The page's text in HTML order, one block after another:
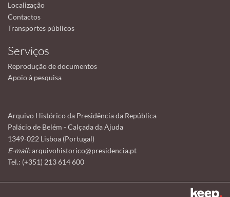
Localização
Contactos
Transportes públicos
Serviços
Reprodução de documentos
Apoio à pesquisa
Arquivo Histórico da Presidência da República
Palácio de Belém - Calçada da Ajuda
1349-022 Lisboa (Portugal)
E-mail:arquivohistorico@presidencia.pt
Tel.: (+351) 213 614 600